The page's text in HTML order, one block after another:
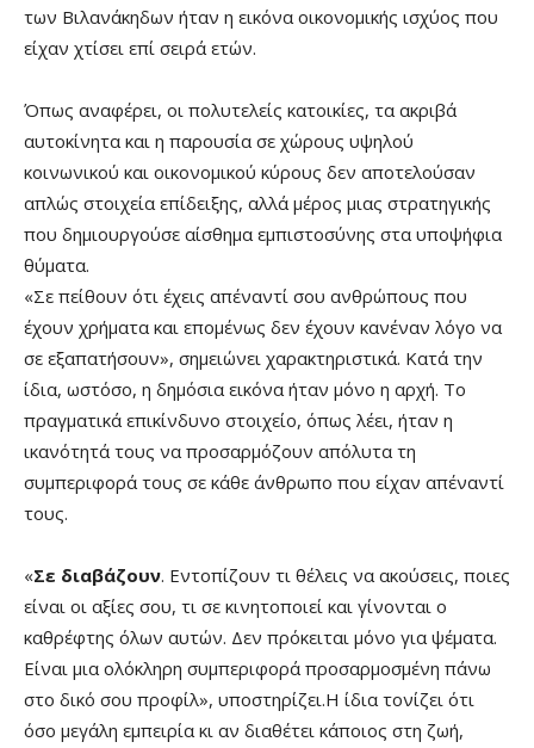
των Βιλανάκηδων ήταν η εικόνα οικονομικής ισχύος που
είχαν χτίσει επί σειρά ετών.
Όπως αναφέρει, οι πολυτελείς κατοικίες, τα ακριβά
αυτοκίνητα και η παρουσία σε χώρους υψηλού
κοινωνικού και οικονομικού κύρους δεν αποτελούσαν
απλώς στοιχεία επίδειξης, αλλά μέρος μιας στρατηγικής
που δημιουργούσε αίσθημα εμπιστοσύνης στα υποψήφια
θύματα.
«Σε πείθουν ότι έχεις απέναντί σου ανθρώπους που
έχουν χρήματα και επομένως δεν έχουν κανέναν λόγο να
σε εξαπατήσουν», σημειώνει χαρακτηριστικά. Κατά την
ίδια, ωστόσο, η δημόσια εικόνα ήταν μόνο η αρχή. Το
πραγματικά επικίνδυνο στοιχείο, όπως λέει, ήταν η
ικανότητά τους να προσαρμόζουν απόλυτα τη
συμπεριφορά τους σε κάθε άνθρωπο που είχαν απέναντί
τους.
«Σε διαβάζουν. Εντοπίζουν τι θέλεις να ακούσεις, ποιες
είναι οι αξίες σου, τι σε κινητοποιεί και γίνονται ο
καθρέφτης όλων αυτών. Δεν πρόκειται μόνο για ψέματα.
Είναι μια ολόκληρη συμπεριφορά προσαρμοσμένη πάνω
στο δικό σου προφίλ», υποστηρίζει.Η ίδια τονίζει ότι
όσο μεγάλη εμπειρία κι αν διαθέτει κάποιος στη ζωή,